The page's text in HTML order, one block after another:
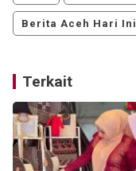
Berita Aceh Hari Ini
Terkait